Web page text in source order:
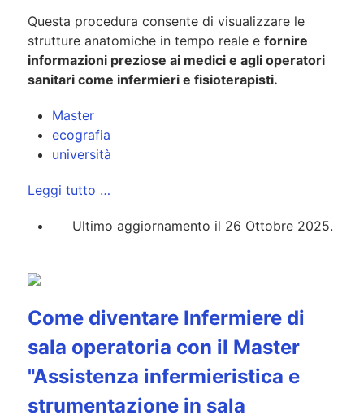
Questa procedura consente di visualizzare le
strutture anatomiche in tempo reale e fornire
informazioni preziose ai medici e agli operatori
sanitari come infermieri e fisioterapisti.
Master
ecografia
università
Leggi tutto …
Ultimo aggiornamento il 26 Ottobre 2025.
Come diventare Infermiere di
sala operatoria con il Master
"Assistenza infermieristica e
strumentazione in sala